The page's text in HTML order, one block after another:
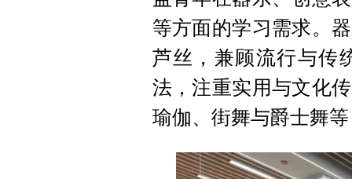
等方面的学习需求。
芦丝，兼顾流行与传
法，注重实用与文化
瑜伽、街舞与爵士舞